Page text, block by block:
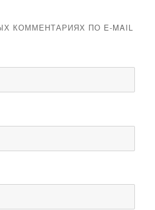
КОММЕНТАРИЯХ ПО E-MAIL